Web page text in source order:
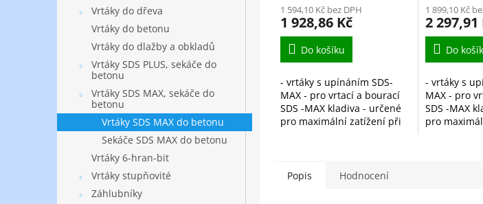
Vrtáky do dřeva
Vrtáky do betonu
Vrtáky do dlažby a obkladů
Vrtáky SDS PLUS, sekáče do
betonu
Vrtáky SDS MAX, sekáče do
betonu
Vrtáky SDS MAX do betonu
Sekáče SDS MAX do betonu
Vrtáky 6-hran-bit
Vrtáky stupňovité
Záhlubníky
1 594,10 Kč bez DPH
1 928,86 Kč
Do košíku
- vrtáky s upínáním SDS-
MAX - pro vrtací a bourací
SDS -MAX kladiva - určené
pro maximální zatížení při
1 899,10 Kč
2 297,91
Do
- vrtáky s
MAX - pro
SDS -MAX
pro
Popis Hodnocení